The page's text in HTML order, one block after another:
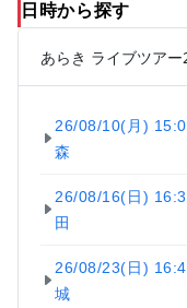
日時から探す
あらき ライブツアー
26/08/10(月)
森
26/08/16(日)
田
26/08/23(日)
城